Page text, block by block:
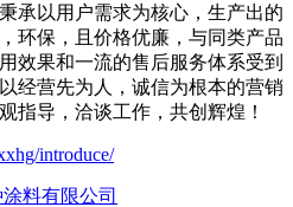
承以用户需求为核心，生产出的
环保，且价格优廉，与同类产品
效果和一流的售后服务体系受到
经营先为人，诚信为根本的营销
指导，洽谈工作，共创辉煌！
introduce/
料有限公司